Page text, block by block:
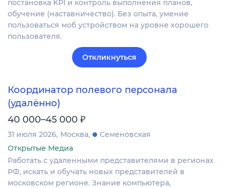
постановка KPI и контроль выполнения планов,
обучение (наставничество). Без опыта, умение
пользоваться моб устройством на уровне хорошего
пользователя.
Откликнуться
Координатор полевого персонала
(удалённо)
40 000–45 000 ₽
31 июля 2026 Москва
Семеновская
Открытые Медиа
Работать с удаленными представителями в регионах
РФ, искать и обучать новых представителей в
московском регионе. Знание компьютера,